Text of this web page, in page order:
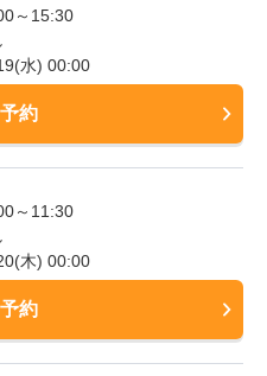
～15:30
水) 00:00
予約
～11:30
木) 00:00
予約